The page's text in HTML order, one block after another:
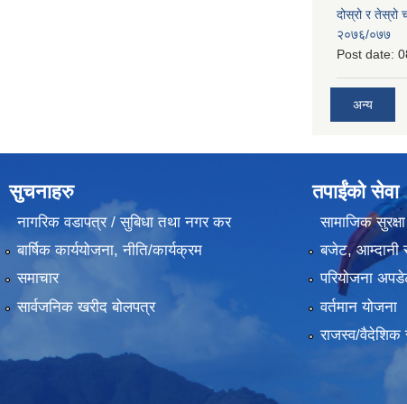
दोस्रो र तेस्रो
२०७६/०७७
Post date:
अन्य
सुचनाहरु
नागरिक वडापत्र / सुबिधा तथा नगर कर
बार्षिक कार्ययोजना, नीति/कार्यक्रम
समाचार
सार्वजनिक खरीद बोलपत्र
तपाईंको सेवा
सामाजिक सुरक्षा
बजेट, आम्दानी
परियोजना
वर्तमान योजना
राजस्व/वैदेशिक